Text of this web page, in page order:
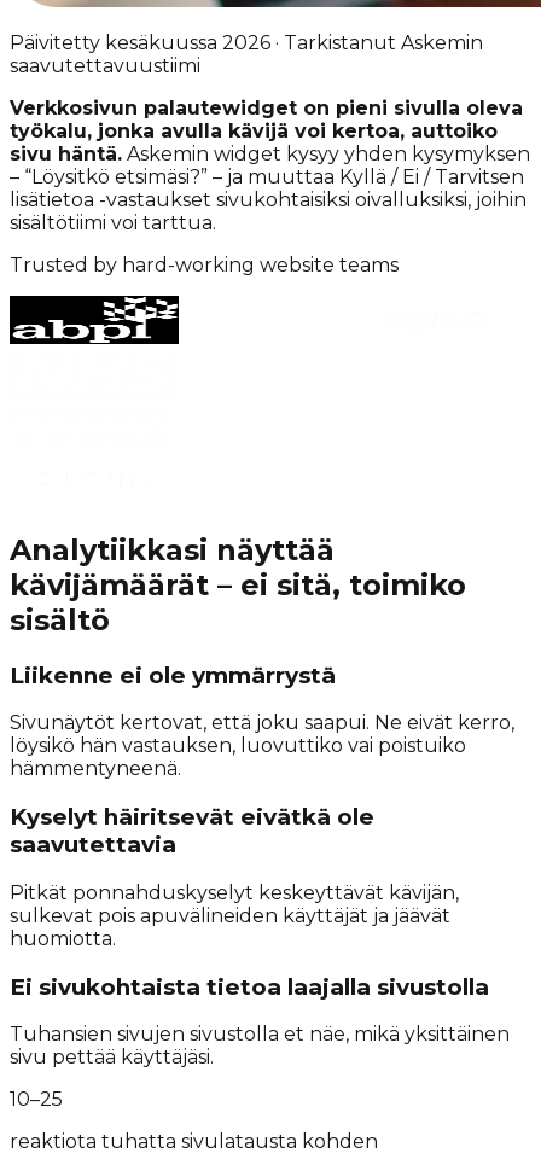
Päivitetty kesäkuussa 2026 · Tarkistanut Askemin
saavutettavuustiimi
Verkkosivun palautewidget on pieni sivulla oleva
työkalu, jonka avulla kävijä voi kertoa, auttoiko
sivu häntä. Askemin widget kysyy yhden kysymyksen
– “Löysitkö etsimäsi?” – ja muuttaa Kyllä / Ei / Tarvitsen
lisätietoa -vastaukset sivukohtaisiksi oivalluksiksi, joihin
sisältötiimi voi tarttua.
Trusted by hard-working website teams
Analytiikkasi näyttää
kävijämäärät – ei sitä, toimiko
sisältö
Liikenne ei ole ymmärrystä
Sivunäytöt kertovat, että joku saapui. Ne eivät kerro,
löysikö hän vastauksen, luovuttiko vai poistuiko
hämmentyneenä.
Kyselyt häiritsevät eivätkä ole
saavutettavia
Pitkät ponnahduskyselyt keskeyttävät kävijän,
sulkevat pois apuvälineiden käyttäjät ja jäävät
huomiotta.
Ei sivukohtaista tietoa laajalla sivustolla
Tuhansien sivujen sivustolla et näe, mikä yksittäinen
sivu pettää käyttäjäsi.
10–25
reaktiota tuhatta sivulatausta kohden